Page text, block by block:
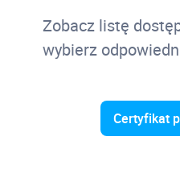
Zobacz listę
wybierz
Certyfikat